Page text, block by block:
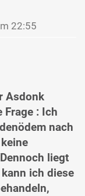
22:55
Asdonk
Frage : Ich
nach
liegt
ich diese